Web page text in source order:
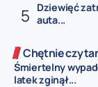
Dziewięć
auta...
Chętnie
Śmiertelny
latek zginął...